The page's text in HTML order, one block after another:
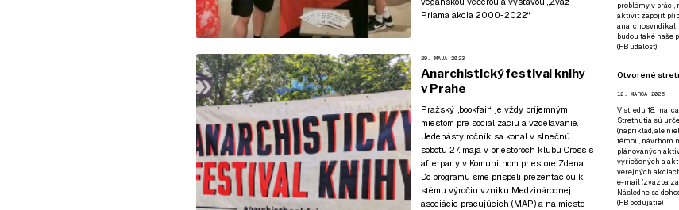
Priama akcia 2000-2022“.
29. MÁJA 2023
Anarchistický festival knihy
v Prahe
Pražský „bookfair“je vždy príjemným
miestom pre socializáciu a vzdelávanie.
Jedenásty ročník sa konal v slnečnú
sobotu 27. mája v priestoroch klubu Cross s
afterparty v Komunitnom priestore Zdena.
Do programu sme prispeli prezentáciou k
stému výročiu vzniku Medzinárodnej
asociácie pracujúcich (MAP) a na mieste
problémy v práci,
aktivit zapojit,
budou také naše
(FB událost)
Otvorené
12. MARCA 2026
V stredu 18.
Stretnutia sú
(napríklad, ale
témou, návrhom
plánovaných
vyriešených a
verejných
e-mail (zvazpa
Následne sa
(FB podujatie)